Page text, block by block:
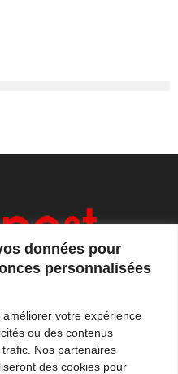
données pour
personnalisées
votre expérience
ou des contenus
Nos partenaires
des cookies pour
de journalistes vous
suivre l'actualité en